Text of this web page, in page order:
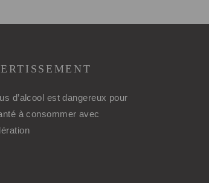
d’alcool est dangereux pour
à consommer avec